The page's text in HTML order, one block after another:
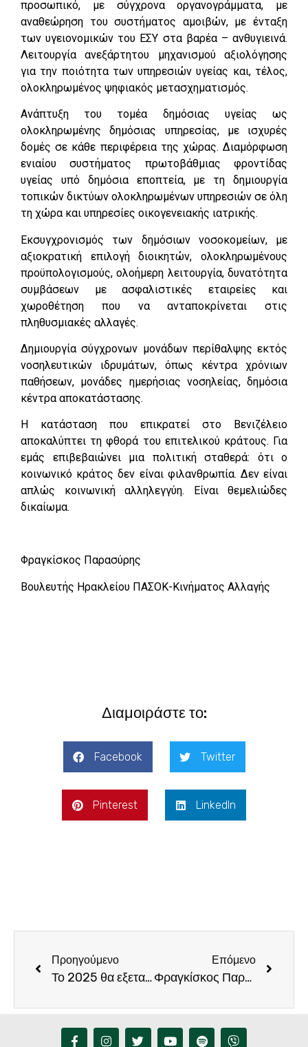
προσωπικό, με σύγχρονα οργανογράμματα, με
αναθεώρηση του συστήματος αμοιβών, με ένταξη
των υγειονομικών του ΕΣΥ στα βαρέα – ανθυγιεινά.
Λειτουργία ανεξάρτητου μηχανισμού αξιολόγησης
για την ποιότητα των υπηρεσιών υγείας και, τέλος,
ολοκληρωμένος ψηφιακός μετασχηματισμός.
Ανάπτυξη του τομέα δημόσιας υγείας ως
ολοκληρωμένης δημόσιας υπηρεσίας, με ισχυρές
δομές σε κάθε περιφέρεια της χώρας. Διαμόρφωση
ενιαίου συστήματος πρωτοβάθμιας φροντίδας
υγείας υπό δημόσια εποπτεία, με τη δημιουργία
τοπικών δικτύων ολοκληρωμένων υπηρεσιών σε όλη
τη χώρα και υπηρεσίες οικογενειακής ιατρικής.
Εκσυγχρονισμός των δημόσιων νοσοκομείων, με
αξιοκρατική επιλογή διοικητών, ολοκληρωμένους
προϋπολογισμούς, ολοήμερη λειτουργία, δυνατότητα
συμβάσεων με ασφαλιστικές εταιρείες και
χωροθέτηση που να ανταποκρίνεται στις
πληθυσμιακές αλλαγές.
Δημιουργία σύγχρονων μονάδων περίθαλψης εκτός
νοσηλευτικών ιδρυμάτων, όπως κέντρα χρόνιων
παθήσεων, μονάδες ημερήσιας νοσηλείας, δημόσια
κέντρα αποκατάστασης.
Η κατάσταση που επικρατεί στο Βενιζέλειο
αποκαλύπτει τη φθορά του επιτελικού κράτους. Για
εμάς επιβεβαιώνει μια πολιτική σταθερά: ότι ο
κοινωνικό κράτος δεν είναι φιλανθρωπία. Δεν είναι
απλώς κοινωνική αλληλεγγύη. Είναι θεμελιώδες
δικαίωμα.
Φραγκίσκος Παρασύρης
Βουλευτής Ηρακλείου ΠΑΣΟΚ-Κινήματος Αλλαγής
Διαμοιράστε το:
Facebook Twitter
Pinterest LinkedIn
Προηγούμενο
Το 2025 θα εξεταστεί από την UNESCO ο φάκελος της Κνωσού και των πέντε Μινωικών Ανακτορικών Κέντρων
Επόμενο
Φραγκίσκος Παρασύρης από τα Χανιά: «οι Βουλευτές του ΠΑΣΟΚ από την Κρήτη θα εκπροσωπούν και τα Χανιά στη Βουλή»